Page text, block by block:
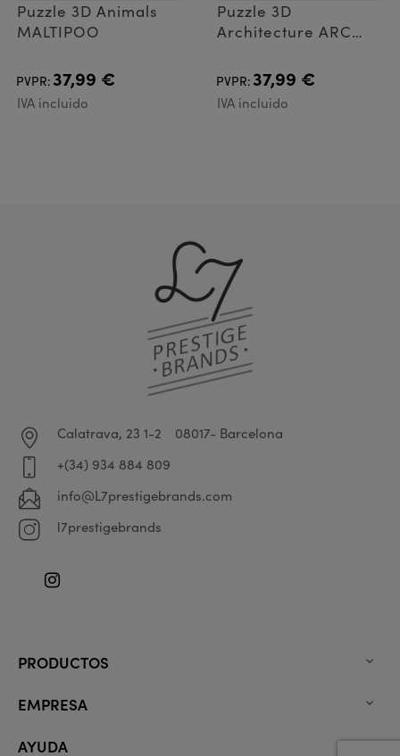
Puzzle 3D Animals
MALTIPOO
PVPR:37,99 €
IVA incluido
Puzzle 3D
Architecture ARC
PVPR:37,99 €
IVA incluido
Calatrava, 23 1-2
08017- Barcelona
+(34) 934 884 809
info@L7prestigebrands.com
l7prestigebrands
Instagram
PRODUCTOS 
EMPRESA 
AYUDA 